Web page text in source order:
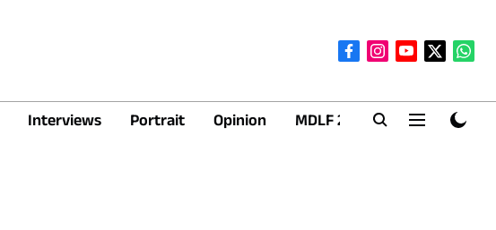
Interviews Portrait Opinion MDLF 2026